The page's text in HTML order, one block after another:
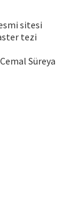
sitesi
tezi
Süreya